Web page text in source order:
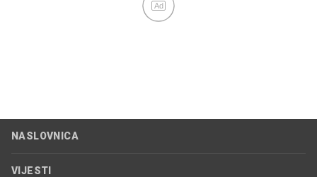
Ad
NASLOVNICA
VIJESTI